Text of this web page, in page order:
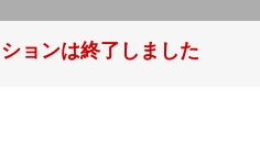
ョンは終了しました